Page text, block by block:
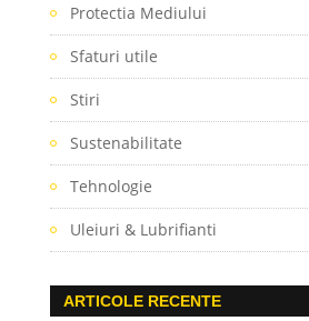
Protectia Mediului
Sfaturi utile
Stiri
Sustenabilitate
Tehnologie
Uleiuri & Lubrifianti
ARTICOLE RECENTE